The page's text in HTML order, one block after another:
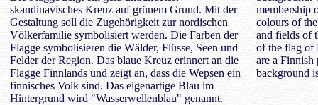
skandinavisches Kreuz auf grünem Grund. Mit der
Gestaltung soll die Zugehörigkeit zur nordischen
Völkerfamilie symbolisiert werden. Die Farben der
Flagge symbolisieren die Wälder, Flüsse, Seen und
Felder der Region. Das blaue Kreuz erinnert an die
Flagge Finnlands und zeigt an, dass die Wepsen ein
finnisches Volk sind. Das eigenartige Blau im
Hintergrund wird "Wasserwellenblau" genannt.
membership
colours of
and fields of
of the flag of
are a Finnish
background